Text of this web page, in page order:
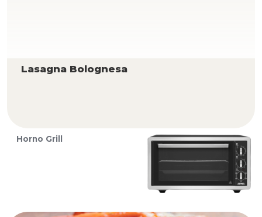
Lasagna Bolognesa
Horno Grill